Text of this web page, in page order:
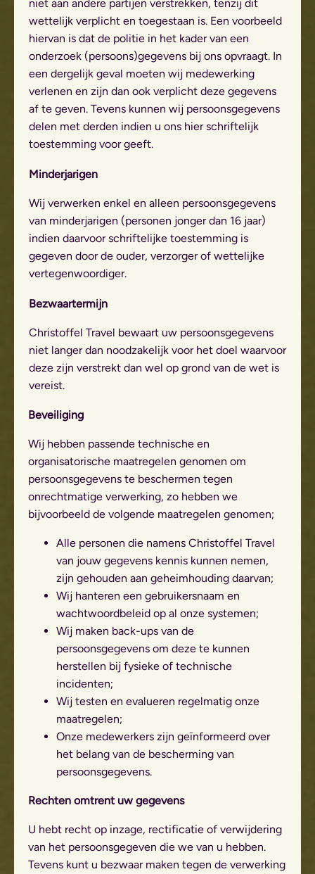
niet aan andere partijen verstrekken, tenzij dit
wettelijk verplicht en toegestaan is. Een voorbeeld
hiervan is dat de politie in het kader van een
onderzoek (persoons)gegevens bij ons opvraagt. In
een dergelijk geval moeten wij medewerking
verlenen en zijn dan ook verplicht deze gegevens
af te geven. Tevens kunnen wij persoonsgegevens
delen met derden indien u ons hier schriftelijk
toestemming voor geeft.
Minderjarigen
Wij verwerken enkel en alleen persoonsgegevens
van minderjarigen (personen jonger dan 16 jaar)
indien daarvoor schriftelijke toestemming is
gegeven door de ouder, verzorger of wettelijke
vertegenwoordiger.
Bezwaartermijn
Christoffel Travel bewaart uw persoonsgegevens
niet langer dan noodzakelijk voor het doel waarvoor
deze zijn verstrekt dan wel op grond van de wet is
vereist.
Beveiliging
Wij hebben passende technische en
organisatorische maatregelen genomen om
persoonsgegevens te beschermen tegen
onrechtmatige verwerking, zo hebben we
bijvoorbeeld de volgende maatregelen genomen;
Alle personen die namens Christoffel Travel
van jouw gegevens kennis kunnen nemen,
zijn gehouden aan geheimhouding daarvan;
Wij hanteren een gebruikersnaam en
wachtwoordbeleid op al onze systemen;
Wij maken back-ups van de
persoonsgegevens om deze te kunnen
herstellen bij fysieke of technische
incidenten;
Wij testen en evalueren regelmatig onze
maatregelen;
Onze medewerkers zijn geïnformeerd over
het belang van de bescherming van
persoonsgegevens.
Rechten omtrent uw gegevens
U hebt recht op inzage, rectificatie of verwijdering
van het persoonsgegeven die we van u hebben.
Tevens kunt u bezwaar maken tegen de verwerking